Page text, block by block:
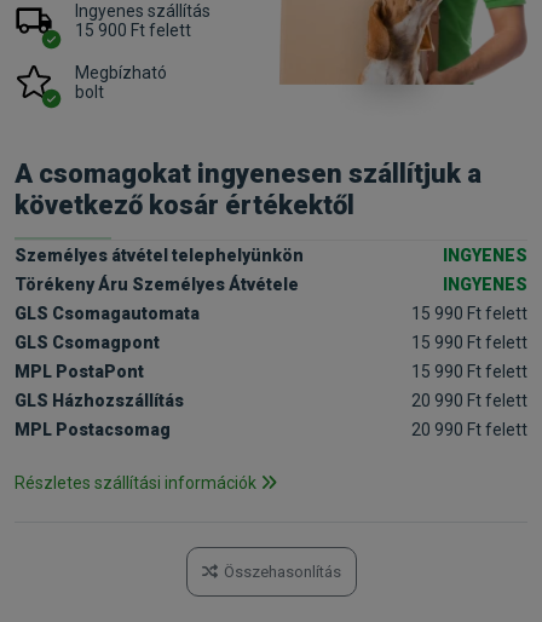
Ingyenes szállítás
15 900 Ft felett
Megbízható
bolt
A csomagokat ingyenesen szállítjuk a
következő kosár értékektől
Személyes átvétel telephelyünkön
INGYENES
Törékeny Áru Személyes Átvétele
INGYENES
GLS Csomagautomata
15 990 Ft felett
GLS Csomagpont
15 990 Ft felett
MPL PostaPont
15 990 Ft felett
GLS Házhozszállítás
20 990 Ft felett
MPL Postacsomag
20 990 Ft felett
Részletes szállítási információk
Összehasonlítás